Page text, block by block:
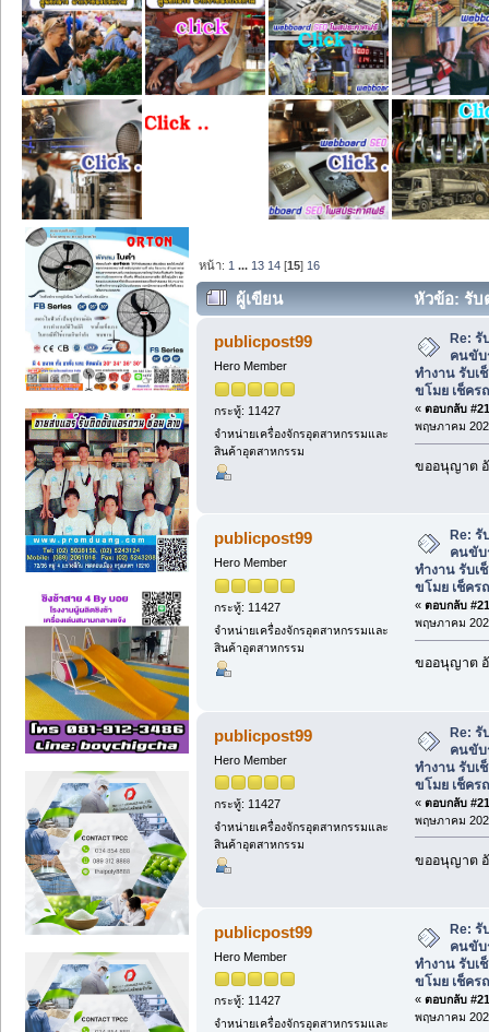
หน้า: 1 ... 13 14 [15] 16
ผู้เขียน
หัวข้อ: รับ
ทำงาน รับเช็คอายัดรถหายรถขโมย เช็
publicpost99
Hero Member
กระทู้: 11427
จำหน่ายเครื่องจักรอุตสาหกรรมและ
สินค้าอุตสาหกรรม
Re: รั
คนขับ
ทำงาน รับเ
ขโมย เช็คร
« ตอบกลับ
พฤษภาคม
ขออนุญาต
publicpost99
Hero Member
กระทู้: 11427
จำหน่ายเครื่องจักรอุตสาหกรรมและ
สินค้าอุตสาหกรรม
Re: รั
คนขับ
ทำงาน รับเ
ขโมย เช็คร
« ตอบกลับ
พฤษภาคม
ขออนุญาต
publicpost99
Hero Member
กระทู้: 11427
จำหน่ายเครื่องจักรอุตสาหกรรมและ
สินค้าอุตสาหกรรม
Re: รั
คนขับ
ทำงาน รับเ
ขโมย เช็คร
« ตอบกลับ
พฤษภาคม
ขออนุญาต
publicpost99
Hero Member
กระทู้: 11427
จำหน่ายเครื่องจักรอุตสาหกรรมและ
Re: รั
คนขับ
ทำงาน รับเ
ขโมย เช็คร
« ตอบกลับ
พฤษภาคม